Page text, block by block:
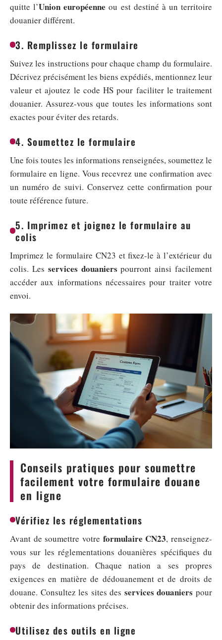
quitte l’Union européenne ou est destiné à un territoire
douanier différent.
3. Remplissez le formulaire
Suivez les instructions pour chaque champ du formulaire.
Décrivez précisément les biens expédiés, mentionnez leur
valeur et ajoutez le code HS pour faciliter le traitement
douanier. Assurez-vous que toutes les informations sont
exactes pour éviter des retards.
4. Soumettez le formulaire
Une fois toutes les informations renseignées, soumettez le
formulaire en ligne. Vous recevrez une confirmation avec
un numéro de suivi. Conservez cette confirmation pour
toute référence future.
5. Imprimez et joignez le formulaire au
colis
Imprimez le formulaire CN23 et fixez-le à l’extérieur du
colis. Les services douaniers pourront ainsi facilement
accéder aux informations nécessaires pour traiter votre
envoi.
Conseils pratiques pour soumettre
facilement votre formulaire douane
en ligne
Vérifiez les réglementations
Avant de soumettre votre formulaire CN23, renseignez-
vous sur les réglementations douanières spécifiques du
pays de destination. Chaque nation a ses propres
exigences en matière de dédouanement et de droits de
douane. Consultez les sites des services douaniers pour
obtenir des informations précises.
Utilisez des outils en ligne